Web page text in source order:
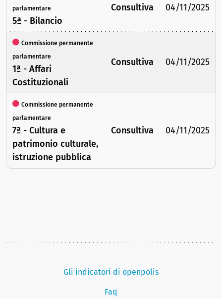
parlamentare
5ª - Bilancio
Consultiva 04/11/2025
Commissione permanente
parlamentare
1ª - Affari
Costituzionali
Consultiva 04/11/2025
Commissione permanente
parlamentare
7ª - Cultura e
patrimonio culturale,
istruzione pubblica
Consultiva 04/11/2025
Gli indicatori di openpolis
Faq